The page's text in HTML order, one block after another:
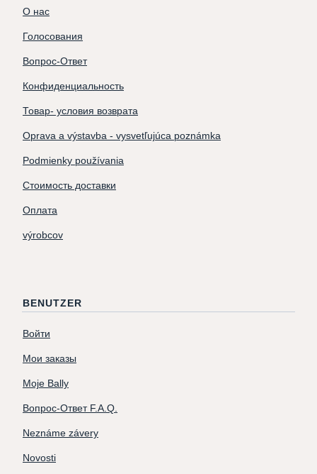
О нас
Голосования
Вопрос-Ответ
Конфиденциальность
Товар- условия возврата
Oprava a výstavba - vysvetľujúca poznámka
Podmienky používania
Стоимость доставки
Оплата
výrobcov
BENUTZER
Войти
Мои заказы
Moje Bally
Вопрос-Ответ F.A.Q.
Neznáme závery
Novosti